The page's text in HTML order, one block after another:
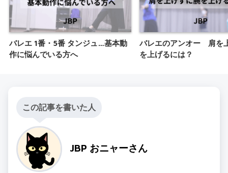
バレエ 1番・5番 タンジュ…基本動
作に悩んでいる方へ
バレエのアンオー 肩を
を上げるには？
この記事を書いた人
JBP おニャーさん